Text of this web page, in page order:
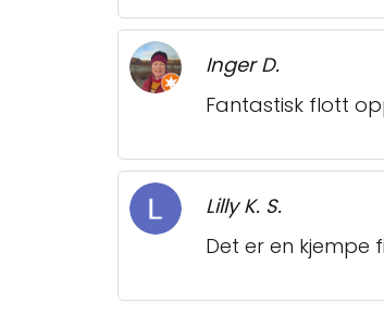
Inger D.
Fantastisk flott
Lilly K. S.
Det er en kjempe